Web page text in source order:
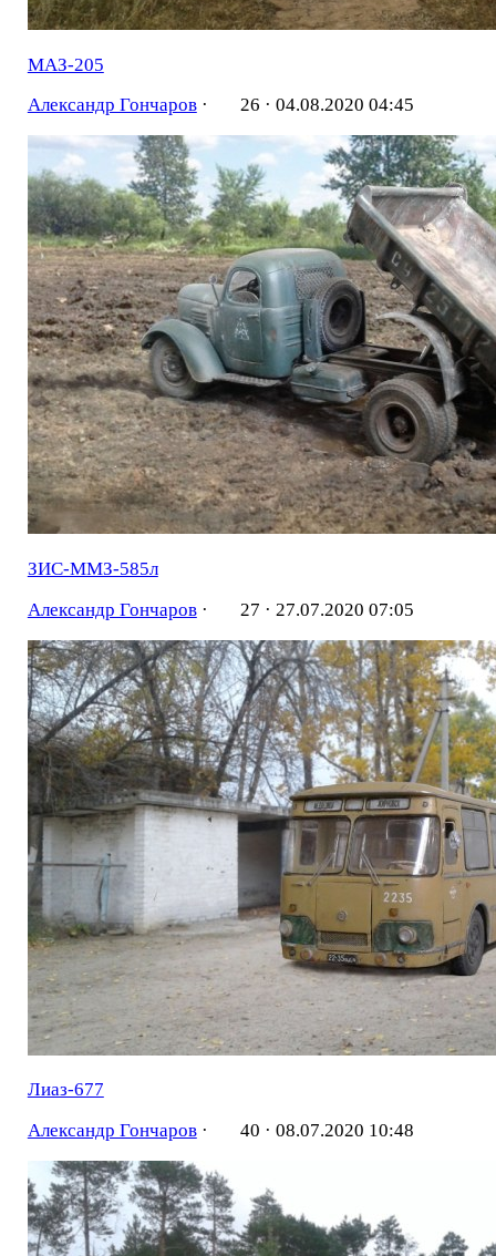
МАЗ-205
Александр Гончаров· 26 · 04.08.2020 04:45
ЗИС-ММЗ-585л
Александр Гончаров· 27 · 27.07.2020 07:05
Лиаз-677
Александр Гончаров· 40 · 08.07.2020 10:48